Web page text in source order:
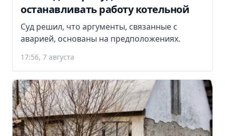
останавливать работу котельной
Суд решил, что аргументы, связанные с
аварией, основаны на предположениях.
17:56, 7 августа